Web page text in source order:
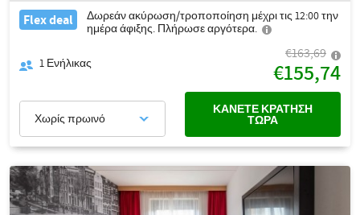
Flex deal
Δωρεάν ακύρωση/τροποποίηση μέχρι τις 12:00 την
ημέρα άφιξης. Πλήρωσε αργότερα.
1 Ενήλικας
€163,69
€155,74
Χωρίς πρωινό
ΚΆΝΕΤΕ ΚΡΆΤΗΣΗ
ΤΏΡΑ